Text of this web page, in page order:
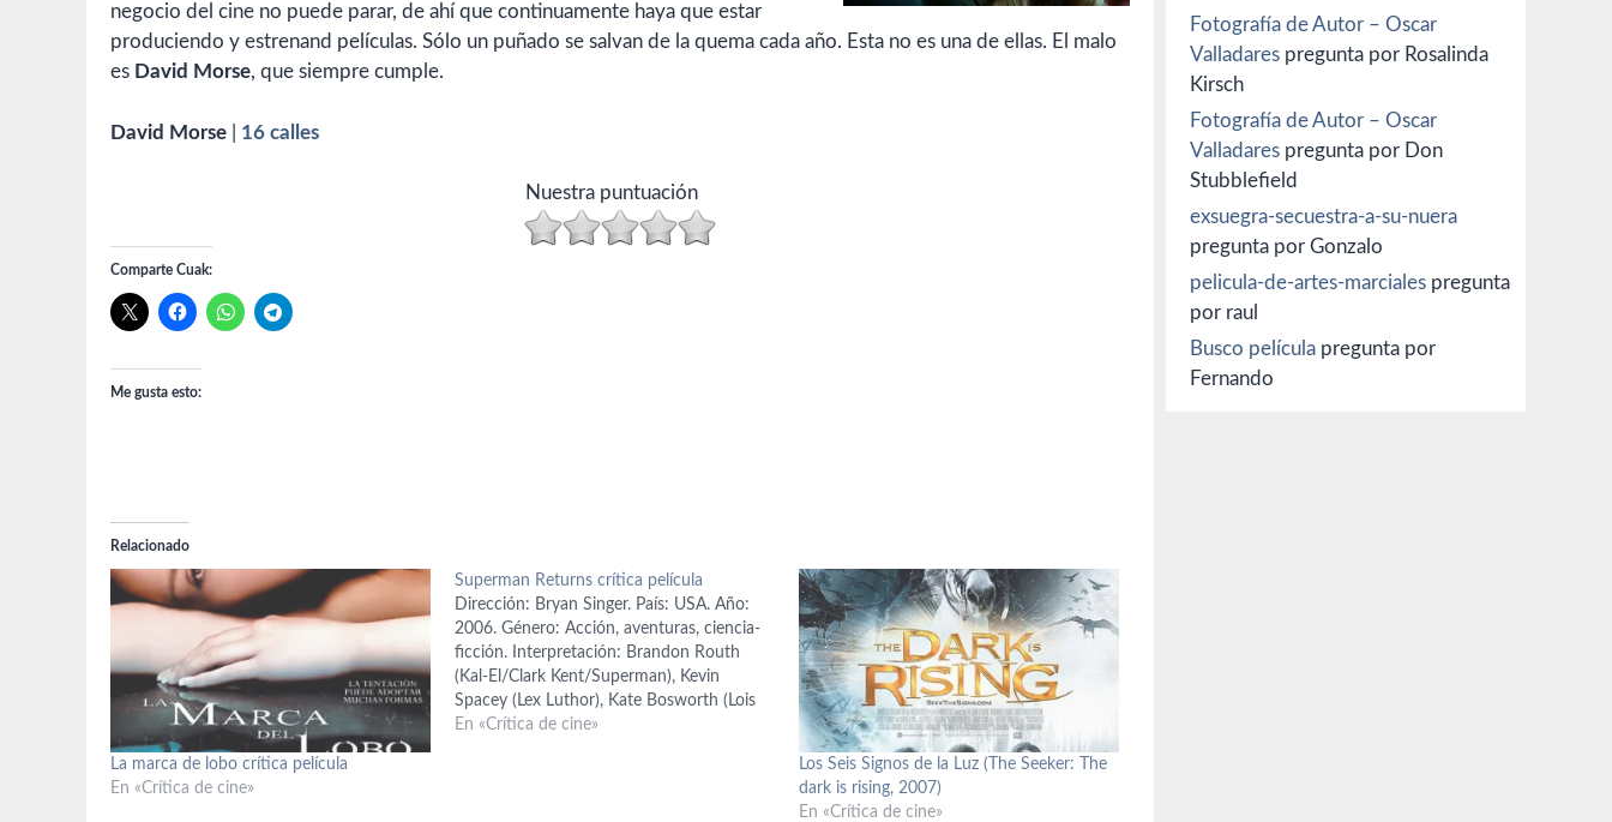
negocio del cine no puede parar, de ahí que continuamente haya que estar
produciendo y estrenand películas. Sólo un puñado se salvan de la quema cada año. Esta no es una de ellas. El malo
es David Morse, que siempre cumple.
David Morse 16 calles
Nuestra puntuación
Comparte Cuak:
Me gusta esto:
Relacionado
La marca de lobo crítica película
En «Crítica de cine»
Superman Returns crítica película
Dirección: Bryan Singer. País: USA. Año:
2006. Género: Acción, aventuras, ciencia-
ficción. Interpretación: Brandon Routh
(Kal-El/Clark Kent/Superman), Kevin
Spacey (Lex Luthor), Kate Bosworth (Lois
Lane), Guión: Michael Dougherty y Dan
En «Crítica de cine»
Los Seis Signos de la Luz (The Seeker: The
dark is rising, 2007)
En «Crítica de cine»
Fotografía de Autor – Oscar
Valladares pregunta por Rosalinda
Kirsch
Fotografía de Autor – Oscar
Valladares pregunta por Don
Stubblefield
exsuegra-secuestra-a-su-nuera
pregunta por Gonzalo
pelicula-de-artes-marciales pregunta
por raul
Busco película pregunta por
Fernando